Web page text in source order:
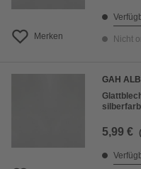
Merken Nicht
GAH
5,99 €